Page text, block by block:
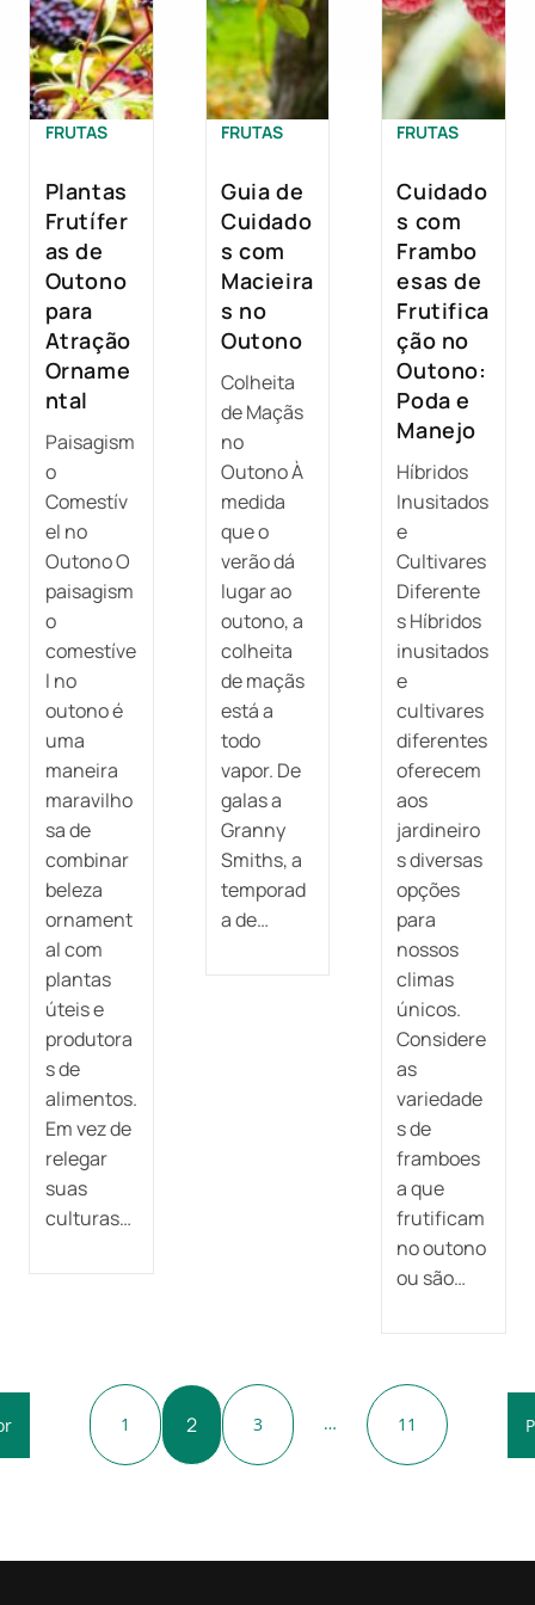
FRUTAS
Plantas
Frutífer
as de
Outono
para
Atração
Orname
ntal
Paisagism
o
Comestív
el no
Outono O
paisagism
o
comestíve
l no
outono é
uma
maneira
maravilho
sa de
combinar
beleza
ornament
al com
plantas
úteis e
produtora
s de
alimentos.
Em vez de
relegar
suas
culturas…
FRUTAS
Guia de
Cuidado
s com
Macieira
s no
Outono
Colheita
de Maçãs
no
Outono À
medida
que o
verão dá
lugar ao
outono, a
colheita
de maçãs
está a
todo
vapor. De
galas a
Granny
Smiths, a
temporad
a de…
FRUTAS
Cuidado
s com
Frambo
esas de
Frutifica
ção no
Outono:
Poda e
Manejo
Híbridos
Inusitados
e
Cultivares
Diferente
s Híbridos
inusitados
e
cultivares
diferentes
oferecem
aos
jardineiro
s diversas
opções
para
nossos
climas
únicos.
Considere
as
variedade
s de
framboes
a que
frutificam
no outono
ou são…
1 2 3 … 11